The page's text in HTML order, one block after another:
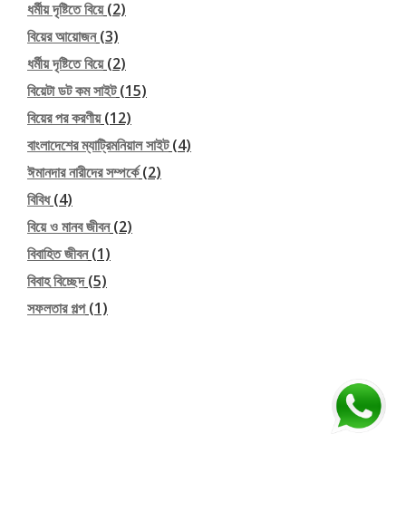
ধর্মীয় দৃষ্টিতে বিয়ে(2)
বিয়ের আয়োজন(3)
ধর্মীয় দৃষ্টিতে বিয়ে(2)
বিয়েটা ডট কম সাইট(15)
বিয়ের পর করণীয়(12)
বাংলাদেশের ম্যাট্রিমনিয়াল সাইট(4)
ঈমানদার নারীদের সম্পর্কে(2)
বিবিধ(4)
বিয়ে ও মানব জীবন(2)
বিবাহিত জীবন(1)
বিবাহ বিচ্ছেদ(5)
সফলতার গল্প(1)